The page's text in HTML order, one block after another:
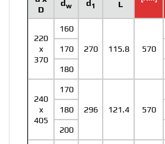
D
dw d1 L
220
x
370
160
270 115.8 570
170
180
240
x
405
170
296 121.4 570
180
200